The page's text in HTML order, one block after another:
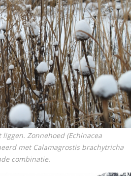
Zonnehoed (Echinacea
met Calamagrostis brachytricha
combinatie.